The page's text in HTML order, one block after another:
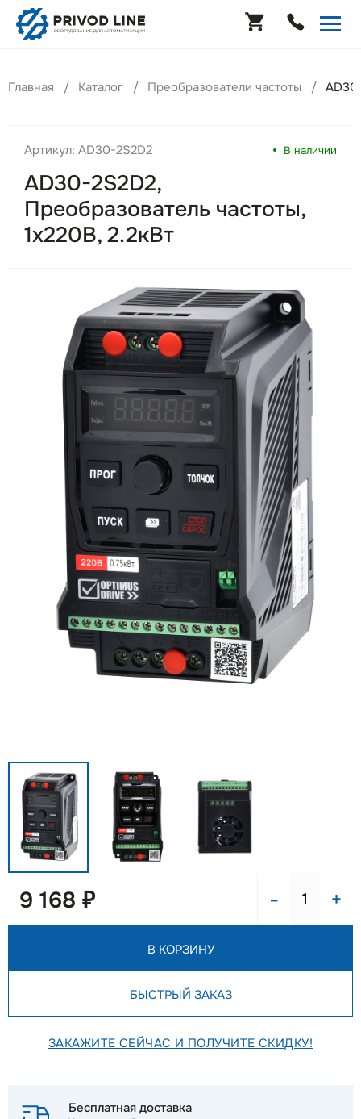
Главная Каталог Преобразователи частоты
Артикул: AD30-2S2D2 В наличии
AD30-2S2D2,
Преобразователь частоты,
1х220В, 2.2кВт
9 168 ₽ - +
В КОРЗИНУ
БЫСТРЫЙ ЗАКАЗ
ЗАКАЖИТЕ СЕЙЧАС И ПОЛУЧИТЕ СКИДКУ!
Бесплатная доставка